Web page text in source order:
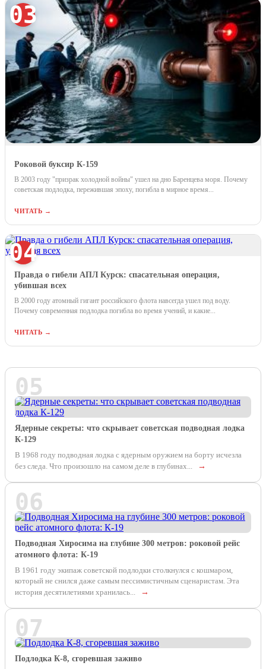
03
Роковой буксир К-159
В 2003 году "призрак холодной войны" ушел на дно Баренцева моря. Почему
советская подлодка, пережившая эпоху, погибла в мирное время...
ЧИТАТЬ →
04
Правда о гибели АПЛ Курск: спасательная операция,
убившая всех
В 2000 году атомный гигант российского флота навсегда ушел под воду.
Почему современная подлодка погибла во время учений, и какие...
ЧИТАТЬ →
05
Ядерные секреты: что скрывает советская подводная лодка
К-129
В 1968 году подводная лодка с ядерным оружием на борту исчезла
без следа. Что произошло на самом деле в глубинах...
→
06
Подводная Хиросима на глубине 300 метров: роковой рейс
атомного флота: К-19
В 1961 году экипаж советской подлодки столкнулся с кошмаром,
который не снился даже самым пессимистичным сценаристам. Эта
история десятилетиями хранилась...
→
07
Подлодка К-8, сгоревшая заживо